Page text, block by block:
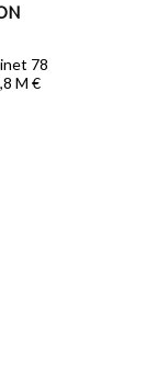
78
M €